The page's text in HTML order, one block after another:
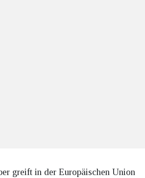
greift in der Europäischen Union